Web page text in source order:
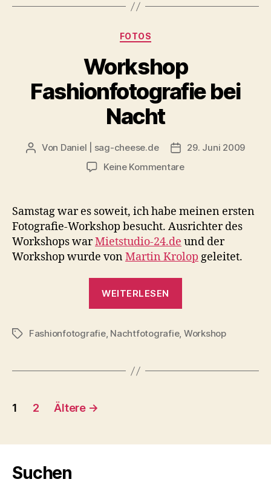
Kategorien
FOTOS
Workshop
Fashionfotografie bei
Nacht
Beitragsautor
Von Daniel | sag-cheese.de Beitragsdatum
29. Juni 2009
Keine Kommentarezu
bei
Nacht
Samstag war es soweit, ich habe meinen ersten
Fotografie-Workshop besucht. Ausrichter des
Workshops warMietstudio-24.de und der
Workshop wurde vonMartin Krolop geleitet.
WEITERLESEN
Nacht“
Schlagwörter
Fashionfotografie, Nachtfotografie, Workshop
Seitennummerierung
Beiträge
1 2 Ältere →
Suchen